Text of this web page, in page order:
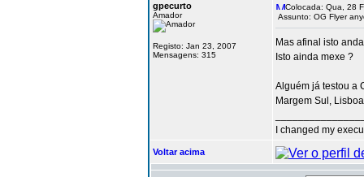
gpecurto
Amador
Registo: Jan 23, 2007
Mensagens: 315
Colocada: Qua, 28
Assunto: OG Flyer
Mas afinal isto
Isto ainda mexe ?
Alguém já testou a
Margem Sul,
I changed my
Voltar acima